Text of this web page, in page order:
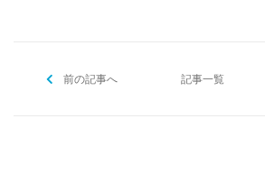
o
前の記事へ 記事一覧